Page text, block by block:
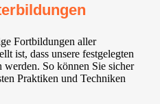
Fortbildungen aller
ist, dass unsere festgelegten
werden. So können Sie sicher
Praktiken und Techniken